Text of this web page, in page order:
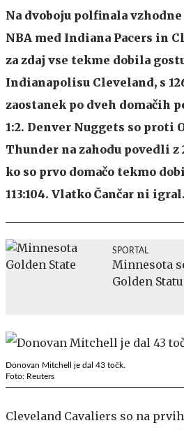
Na dvoboju polfinala
NBA med Indiana Pacers in
za zdaj vse tekme dobila
Indianapolisu Cleveland, s
zaostanek po dveh domačih
1:2. Denver Nuggets so proti
Thunder na zahodu povedli z
ko so prvo domačo tekmo
113:104. Vlatko Čančar ni igral.
SPORTAL
Minnesota
Golden
Donovan Mitchell je dal 43 točk.
Foto: Reuters
Cleveland Cavaliers so na